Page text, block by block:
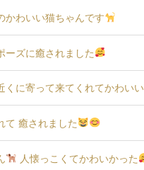
かわいい猫ちゃんです
ーズに癒されました
くに寄って来てくれてかわいい
て 癒されました
人懐っこくてかわいかった